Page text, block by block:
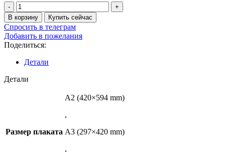
Количество
товара
Фрейм-
арт
"iPhone
Original"
В корзину Купить сейчас
Спросить в телеграм
Добавить в пожелания
Поделиться:
Детали
Детали
Размер плаката
A2 (420×594 mm)
,
A3 (297×420 mm)
,